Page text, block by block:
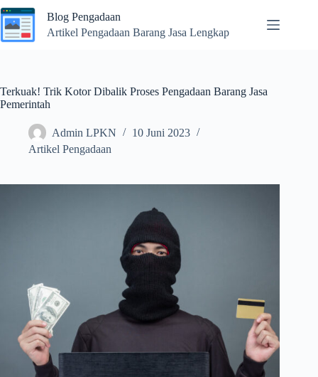
Skip
to
content
Blog Pengadaan
Artikel Pengadaan Barang Jasa Lengkap
Terkuak! Trik Kotor Dibalik Proses Pengadaan Barang Jasa
Pemerintah
Admin LPKN
10 Juni 2023
Artikel Pengadaan